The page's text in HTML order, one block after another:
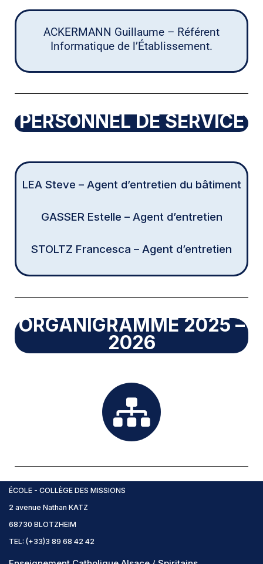
ACKERMANN Guillaume – Référent
Informatique de l’Établissement.
PERSONNEL DE SERVICE
LEA Steve – Agent d’entretien du bâtiment
GASSER Estelle – Agent d’entretien
STOLTZ Francesca – Agent d’entretien
ORGANIGRAMME 2025 –
2026
ÉCOLE - COLLÈGE DES MISSIONS
2 avenue Nathan KATZ
68730 BLOTZHEIM
TEL: (+33)3 89 68 42 42